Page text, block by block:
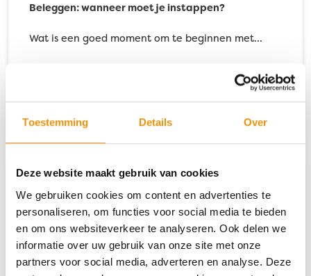
Toestemming Details Over
Deze website maakt gebruik van cookies
We gebruiken cookies om content en advertenties te
personaliseren, om functies voor social media te bieden
en om ons websiteverkeer te analyseren. Ook delen we
informatie over uw gebruik van onze site met onze
partners voor social media, adverteren en analyse. Deze
Beleggen: wanneer moet je instappen?
Wat is een goed moment om te beginnen met…